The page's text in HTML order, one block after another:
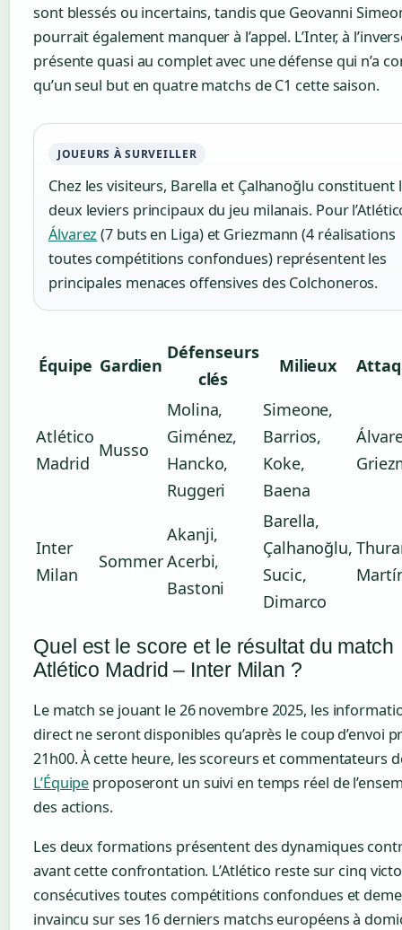
sont blessés ou incertains, tandis que Geovanni
pourrait également manquer à l’appel. L’Inter, à
présente quasi au complet avec une défense qui n’a
qu’un seul but en quatre matchs de C1 cette saison.
JOUEURS À SURVEILLER
Chez les visiteurs, Barella et Çalhanoğlu constituent
deux leviers principaux du jeu milanais. Pour
Álvarez (7 buts en Liga) et Griezmann (4 réalisations
toutes compétitions confondues) représentent les
principales menaces offensives des Colchoneros.
Équipe Gardien
Défenseurs
clés
Milieux
Atlético
Madrid
Musso
Molina,
Giménez,
Hancko,
Ruggeri
Simeone,
Barrios,
Koke,
Baena
Inter
Milan
Sommer
Akanji,
Acerbi,
Bastoni
Barella,
Çalhanoğlu,
Sucic,
Dimarco
Quel est le score et le résultat du match
Atlético Madrid – Inter Milan ?
Le match se jouant le 26 novembre 2025, les
direct ne seront disponibles qu’après le coup d’envoi
21h00. À cette heure, les scoreurs et commentateurs
L’Équipe proposeront un suivi en temps réel de
des actions.
Les deux formations présentent des dynamiques
avant cette confrontation. L’Atlético reste sur cinq
consécutives toutes compétitions confondues et
invaincu sur ses 16 derniers matchs européens à